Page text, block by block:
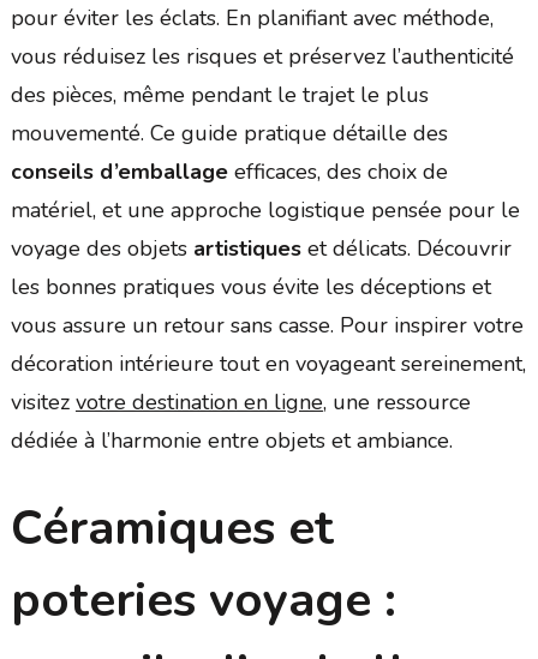
pour éviter les éclats. En planifiant avec méthode,
vous réduisez les risques et préservez l’authenticité
des pièces, même pendant le trajet le plus
mouvementé. Ce guide pratique détaille des
conseils d’emballageefficaces, des choix de
matériel, et une approche logistique pensée pour le
voyage des objets artistiqueset délicats. Découvrir
les bonnes pratiques vous évite les déceptions et
vous assure un retour sans casse. Pour inspirer votre
décoration intérieure tout en voyageant sereinement,
visitez votre destination en ligne, une ressource
dédiée à l’harmonie entre objets et ambiance.
Céramiques et
poteries voyage :